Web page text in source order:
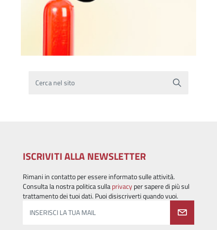
Cerca nel sito
ISCRIVITI ALLA NEWSLETTER
Rimani in contatto per essere informato sulle attività.
Consulta la nostra politica sullaprivacyper sapere di più sul
trattamento dei tuoi dati. Puoi disiscriverti quando vuoi.
INSERISCI LA TUA MAIL